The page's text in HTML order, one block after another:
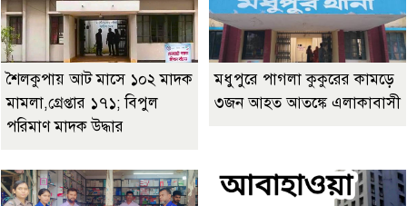
শৈলকুপায় আট মাসে ১০২ মাদক
মামলা,গ্রেপ্তার ১৭১; বিপুল
পরিমাণ মাদক উদ্ধার
মধুপুরে পাগলা কুকুরের কামড়ে
৩জন আহত আতঙ্কে এলাকাবাসী